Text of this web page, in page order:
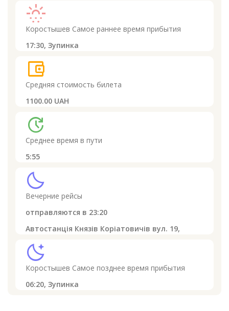
sunny_snowing
Коростышев Самое раннее время прибытия
17:30, Зупинка
account_balance_wallet
Средняя стоимость билета
1100.00 UAH
update
Среднее время в пути
5:55
clear_night
Вечерние рейсы
отправляются в 23:20
Автостанція Князів Коріатовичів вул. 19,
sleep
Коростышев Самое позднее время прибытия
06:20, Зупинка